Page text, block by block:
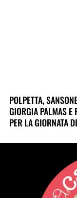
POLPETTA,
GIORGIA PALMAS E
PER LA GIORNATA